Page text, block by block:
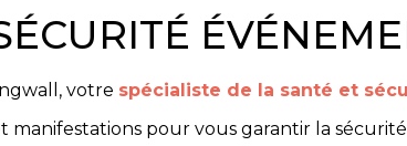
votre spécialiste de la santé et
manifestations pour vous garantir la